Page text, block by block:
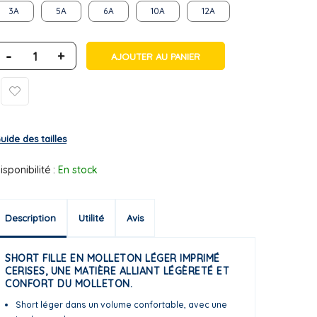
3A 5A 6A 10A 12A
- + AJOUTER AU PANIER
des tailles
: En stock
Description Utilité Avis
SHORT FILLE EN MOLLETON LÉGER IMPRIMÉ
CERISES, UNE MATIÈRE ALLIANT LÉGÈRETÉ ET
CONFORT DU MOLLETON.
Short léger dans un volume confortable, avec une